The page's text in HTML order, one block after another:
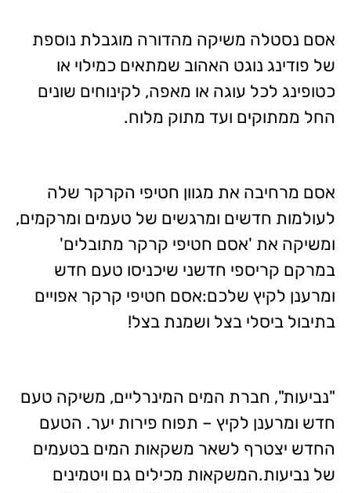
אסם נסטלה משיקה מהדורה מוגבלת נוספת
של פודינג נוגט האהוב שמתאים כמילוי או
כטופינג לכל עוגה או מאפה, לקינוחים שונים
החל ממתוקים ועד מתוק מלוח.
אסם מרחיבה את מגוון חטיפי הקרקר שלה
לעולמות חדשים ומרגשים של טעמים ומרקמים,
ומשיקה את 'אסם חטיפי קרקר מתובלים'
במרקם קריספי חדשני שיכניסו טעם חדש
ומרענן לקיץ שלכם:אסם חטיפי קרקר אפויים
בתיבול ביסלי בצל ושמנת בצל!
"נביעות", חברת המים המינרליים, משיקה טעם
חדש ומרענן לקיץ – תפוח פירות יער. הטעם
החדש יצטרף לשאר משקאות המים בטעמים
של נביעות.המשקאות מכילים גם ויטמינים